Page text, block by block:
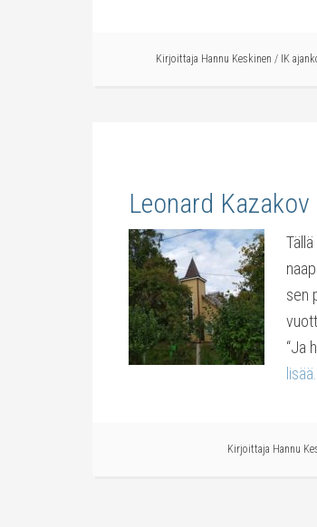
Kirjoittaja Hannu Keskinen / IK
Leonard
sen
“Ja
Kirjoittaja Hannu